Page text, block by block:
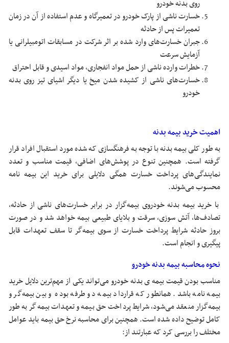
روی بدنه خودرو
خسارت ناشی از پارک خودرو در تعمیرگاه و عدم استفاده از آن در زمان
تعمیرات پس از حادثه
جبران خسارت‌های وارد شده بر اثر شرکت در مسابقات اتومبیلرانی یا
آزمایش سرعت
خطرات وارده ناشی از حمل مواد انفجاری، مواد اسیدی و قابل احتراق
خسارت‌های ناشی از کشیده شدن میخ یا دیگر اشیای تیز روی بدنه
خودرو
اهمیت خرید بیمه بدنه
به طور کلی بیمه بدنه با توجه به فرهنگسازی که شده مورد استقبال افراد قرار
گرفته است. همچنین تنوع در پوشش‌های اضافی، قیمت مناسب و تعدد
نمایندگی‌های پرداخت خسارت همگی دلایلی برای خرید این بیمه نامه
محسوب می‌شوند.
با خرید بیمه بدنه خودروی بیمه‌گزار در برابر خسارت‌های ناشی از حادثه،
تصادف‌ها، آتش سوزی، سرقت و بلایای طبیعی بیمه خواهد شد و در صورت
بروز حادثه شرایط پرداخت خسارت از سوی بیمه‌گر تا سقف تعهدات قابل
پیگیری و انجام است.
نحوه محاسبه بیمه بدنه خودرو
مناسب بودن قیمت بیمه ی بدنه خودرو می‌تواند یکی از مهم‌ترین دلایل خرید
بیمه نامه باشد. همانطور که قرارداد بیمه دو طرفه بوده و بین بیمه‌گر و
بیمه‌گزار منعقد می‌شود، شرایط پرداخت حق بیمه و تعهدات بیمه‌گر به طور
کامل توضیح داده شده است. همچنین برای محاسبه نرخ حق بیمه باید عوامل
مختلف را بررسی کرد که عبارتند از: